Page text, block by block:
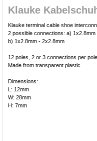
Klauke
Klauke terminal cable shoe
2 possible connections: a) 1x2.8mm
b) 1x2.8mm - 2x2.8mm
12 poles, 2 or 3 connections per pole.
Made from transparent plastic.
Dimensions:
L: 12mm
W: 28mm
H: 7mm